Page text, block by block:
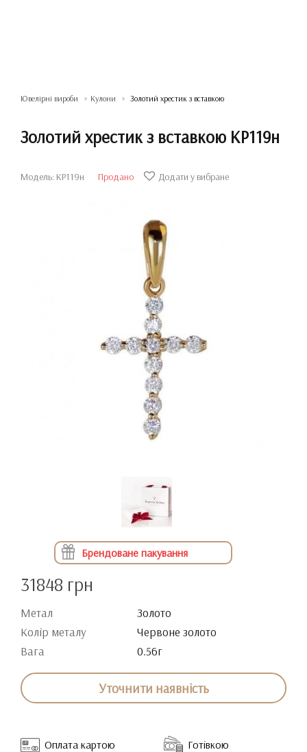
Ювелірні вироби Кулони Золотий хрестик з вставкою
Золотий хрестик з вставкою КР119н
Модель: КР119н Продано Додати у вибране
Брендоване пакування
31848 грн
Метал
Золото
Колір металу
Червоне золото
Вага
0.56г
Уточнити наявність
Оплата картою Готівкою